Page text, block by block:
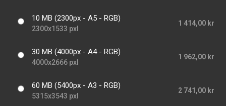
10 MB (2300px - A5 - RGB)
2300x1533 pxl
1 414,00 kr
30 MB (4000px - A4 - RGB)
4000x2666 pxl
1 962,00 kr
60 MB (5400px - A3 - RGB)
5315x3543 pxl
2 741,00 kr